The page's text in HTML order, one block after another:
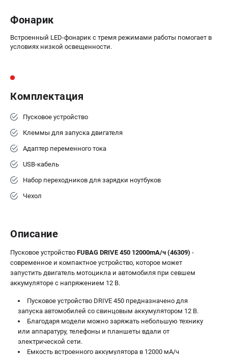
проспект Александровской Фермы, 29АЛ
Режим работы колл-центра:
пн-пт - с 9:00 до 18:00
zakaz@fubagtorg.ru
Фонарик
Встроенный LED-фонарик с тремя режимами работы помогает в
условиях низкой освещенности.
Комплектация
Пусковое устройство
Клеммы для запуска двигателя
Адаптер переменного тока
USB-кабель
Набор переходников для зарядки ноутбуков
Чехол
Описание
Пусковое устройство FUBAG DRIVE 450 12000mA/ч (46309) -
современное и компактное устройство, которое может
запустить двигатель мотоцикла и автомобиля при севшем
аккумуляторе с напряжением 12 В.
Пусковое устройство DRIVE 450 предназначено для
запуска автомобилей со свинцовым аккумулятором 12 В.
Благодаря модели можно заряжать небольшую технику
или аппаратуру, телефоны и планшеты вдали от
электрической сети.
Емкость встроенного аккумулятора в 12000 мА/ч